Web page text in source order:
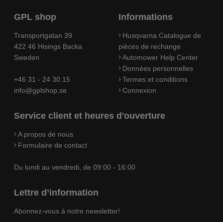
GPL shop
Transportgatan 39
422 46 Hisings Backa
Sweden
+46 31 - 24 30 15
info@gplshop.se
Informations
Husqvarna Catalogue de
pièces de rechange
Automower Help Center
Données personnelles
Termes et conditions
Connexion
Service client et heures d'ouverture
A propos de nous
Formulaire de contact
Du lundi au vendredi, de 09:00 - 16:00
Lettre d’information
Abonnez-vous à notre newsletter!